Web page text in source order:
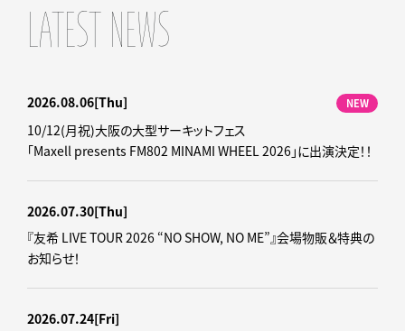
LATEST NEWS
2026.08.06[Thu] NEW
10/12(月祝)大阪の大型サーキットフェス
「Maxell presents FM802 MINAMI WHEEL 2026」に出演決定！！
2026.07.30[Thu]
『友希 LIVE TOUR 2026 “NO SHOW, NO ME”』会場物販＆特典の
お知らせ！
2026.07.24[Fri]